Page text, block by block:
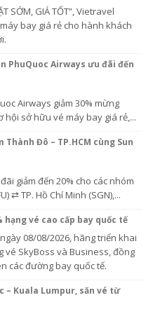
SỚM, GIÁ TỐT”, Vietravel
bay giá rẻ cho hành khách
PhuQuoc Airways ưu đãi đến
Airways giảm 30% mừng
hội sở hữu vé máy bay giá rẻ,...
Đô – TP.HCM cùng Sun
giảm đến 20% cho các nhóm
⇄ TP. Hồ Chí Minh (SGN),...
hạng vé cao cấp bay quốc tế
08/08/2026, hãng triển khai
vé SkyBoss và Business, đồng
các đường bay quốc tế.
– Kuala Lumpur, săn vé từ